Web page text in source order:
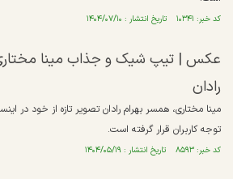
کد خبر: ۱۰۳۴۱ تاریخ انتشار : ۱۴۰۴/۰۷/۱۰
عکس |‌ تیپ شیک و جذاب مینا
رادان
مینا مختاری، همسر بهرام رادان تصویر تازه از خود در
توجه کاربران قرار گرفته است.
کد خبر: ۸۵۹۳ تاریخ انتشار : ۱۴۰۴/۰۵/۱۹